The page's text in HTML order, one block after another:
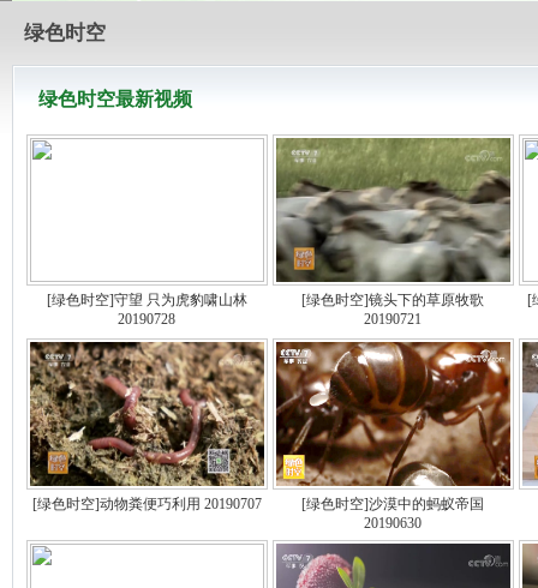
绿色时空
绿色时空最新视频
[绿色时空]守望 只为虎豹啸山林
20190728
[绿色时空]镜头下的草原牧歌
20190721
[
[绿色时空]动物粪便巧利用 20190707
[绿色时空]沙漠中的蚂蚁帝国
20190630